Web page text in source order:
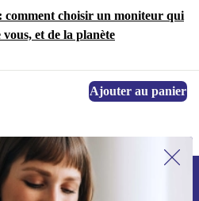
comment choisir un moniteur qui
et de la planète
Ajouter au panier
et infos de refurbed